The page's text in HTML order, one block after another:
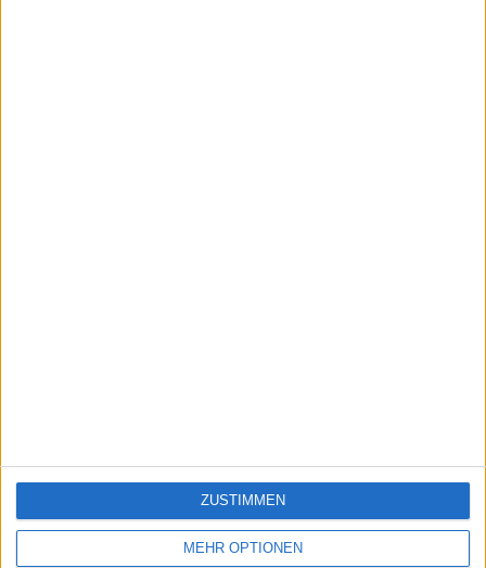
MEHR OPTIONEN
ZUSTIMMEN